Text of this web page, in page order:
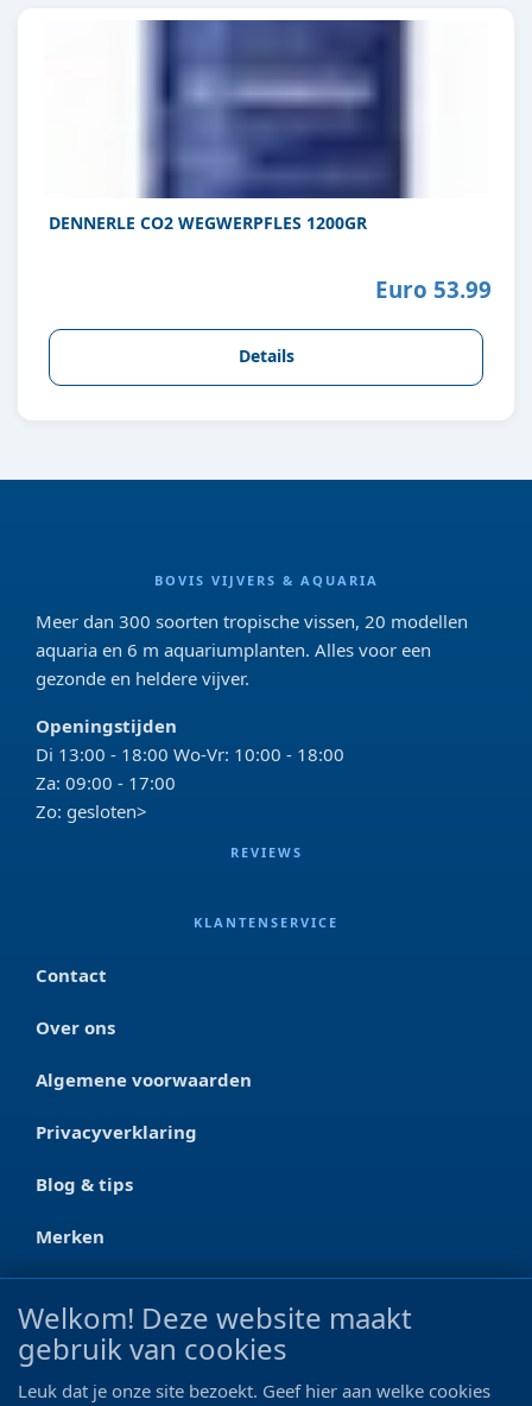
DENNERLE CO2 WEGWERPFLES 1200GR
Euro 53.99
Details
BOVIS VIJVERS & AQUARIA
Meer dan 300 soorten tropische vissen, 20 modellen
aquaria en 6 m aquariumplanten. Alles voor een
gezonde en heldere vijver.
Openingstijden
Di 13:00 - 18:00 Wo-Vr: 10:00 - 18:00
Za: 09:00 - 17:00
Zo: gesloten>
REVIEWS
KLANTENSERVICE
Contact
Over ons
Algemene voorwaarden
Privacyverklaring
Blog & tips
Merken
CONTACT
Ootmarsumseweg 125a
Welkom! Deze website maakt
gebruik van cookies
Leuk dat je onze site bezoekt. Geef hier aan welke cookies